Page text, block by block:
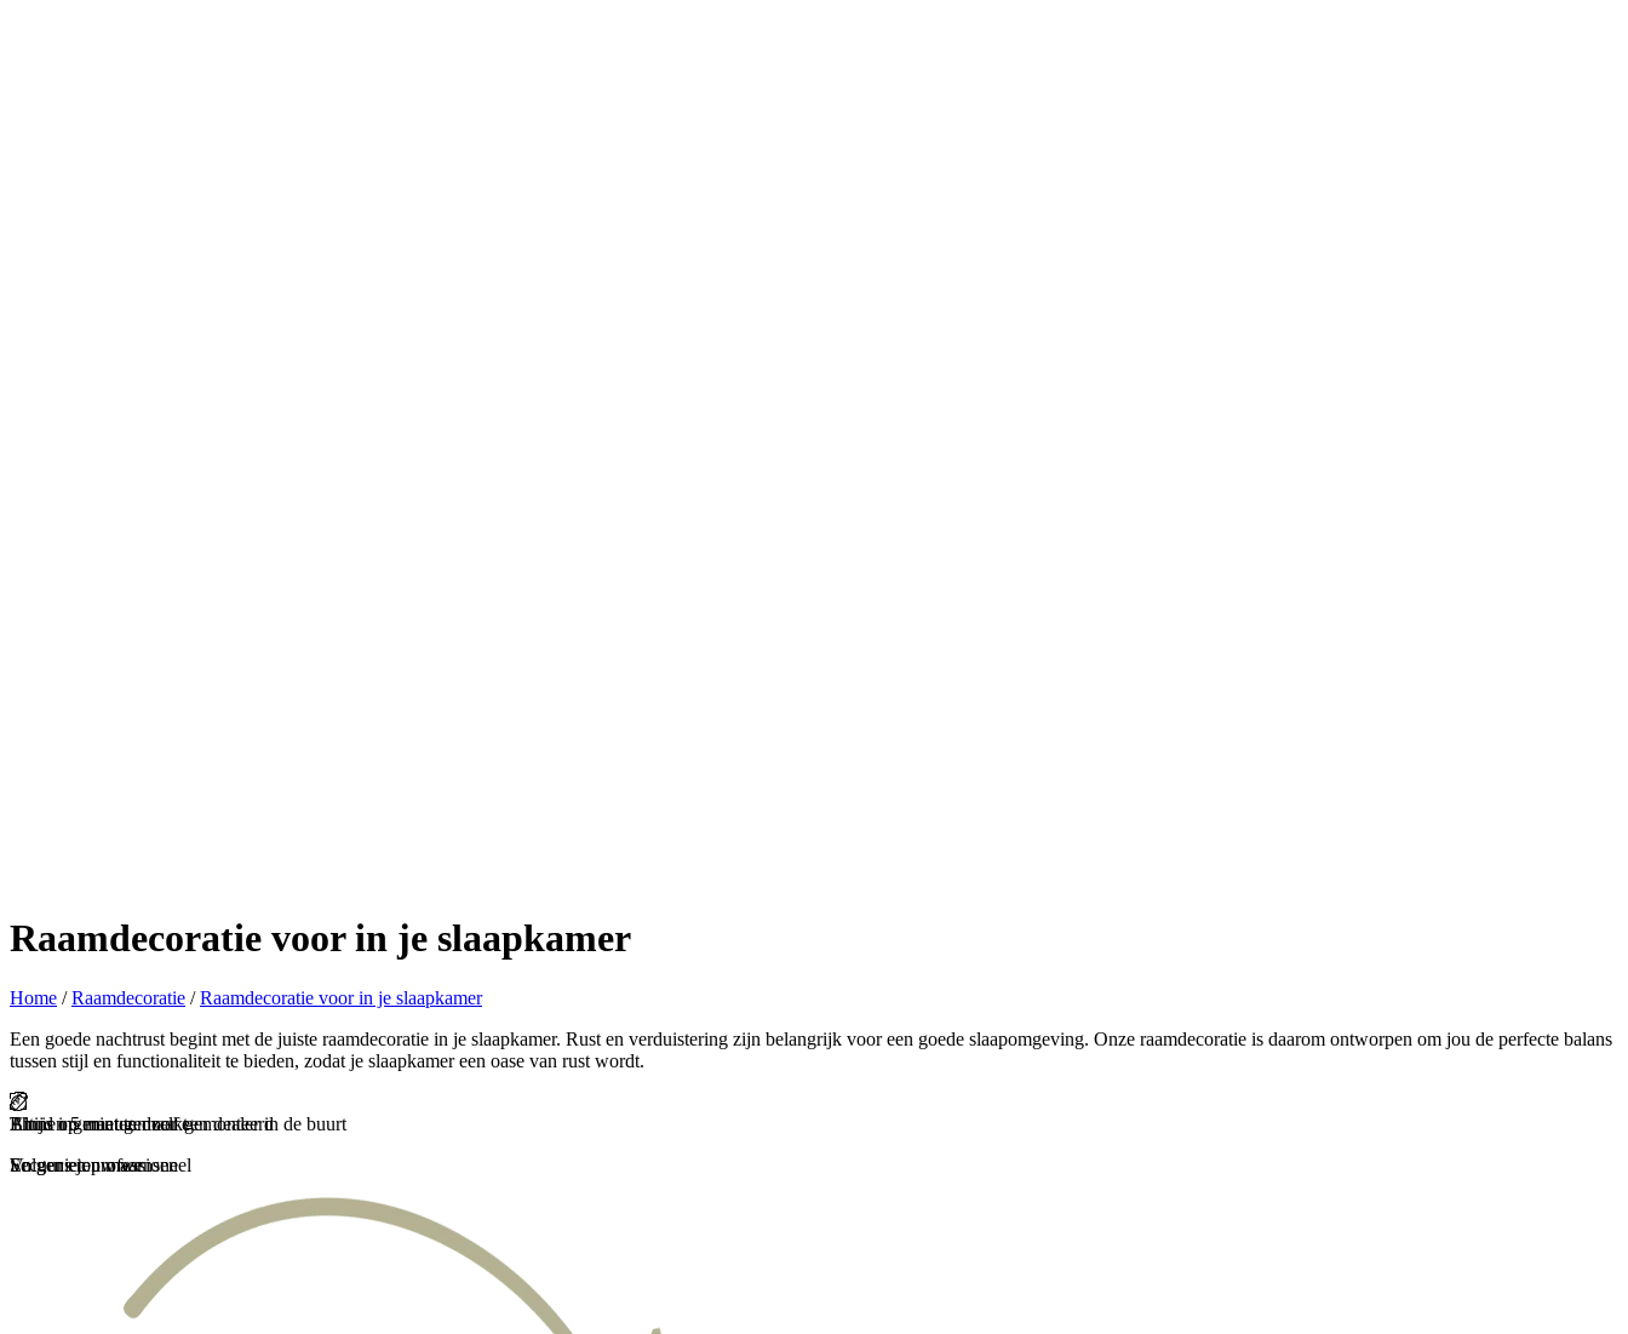
Raamdecoratie voor in je slaapkamer
Home / Raamdecoratie / Raamdecoratie voor in je slaapkamer
Een goede nachtrust begint met de juiste raamdecoratie in je slaapkamer. Rust en verduistering zijn belangrijk voor een goede slaapomgeving. Onze raamdecoratie is daarom ontworpen om jou de perfecte balans
tussen stijl en functionaliteit te bieden, zodat je slaapkamer een oase van rust wordt.
Binnen 5 minuten zelf gemonteerd
En genieten maar
Thuis ingemeten door een dealer in de buurt
Secuur en professioneel
Altijd op maat gemaakt
Volgens jouw wensen